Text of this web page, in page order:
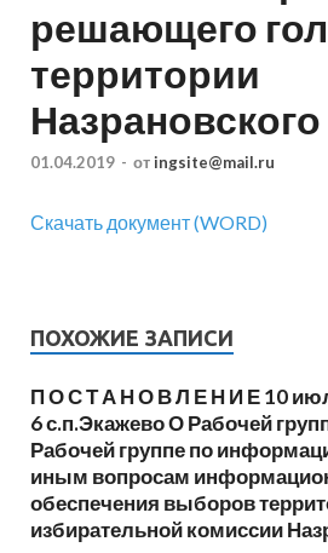
решающего
территории
01.04.2019 - от ingsite@mail.ru
Скачать документ (WORD)
ПОХОЖИЕ ЗАПИСИ
П О С Т А Н О В Л Е Н И Е 10
6 с.п.Экажево О Рабочей
Рабочей группе по
иным вопросам
обеспечения выборов
избирательной комиссии